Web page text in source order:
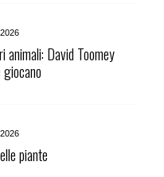
animali: David Toomey
piante